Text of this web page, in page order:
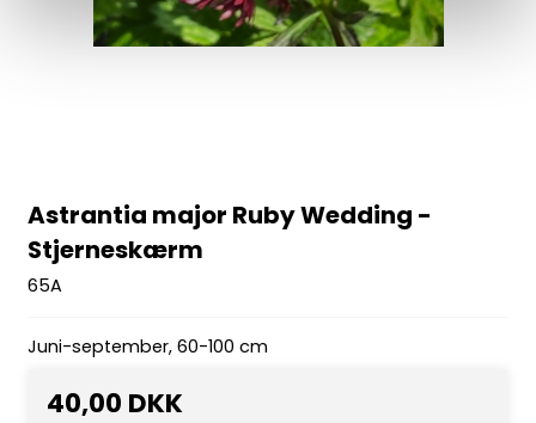
Astrantia major Ruby Wedding -
Stjerneskærm
65A
Juni-september, 60-100 cm
40,00 DKK